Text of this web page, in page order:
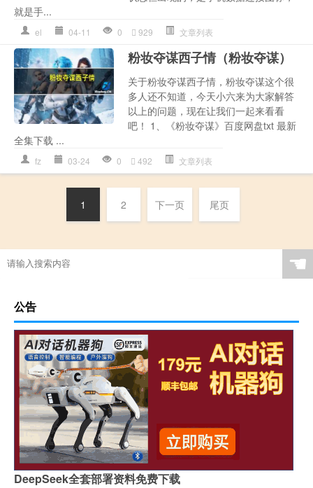
就是手...
el 04-11 0 929 文章列表
粉妆夺谋西子情（粉妆夺谋）
关于粉妆夺谋西子情，粉妆夺谋这个很
多人还不知道，今天小六来为大家解答
以上的问题，现在让我们一起来看看
吧！ 1、《粉妆夺谋》百度网盘txt 最新
全集下载 ...
fz 03-24 0 492 文章列表
1 2 下一页 尾页
☚
公告
DeepSeek全套部署资料免费下载